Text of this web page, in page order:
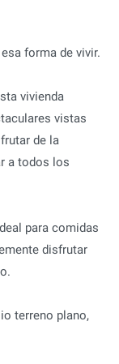
forma de vivir.
vivienda
vistas
de la
a todos los
para comidas
disfrutar
terreno plano,